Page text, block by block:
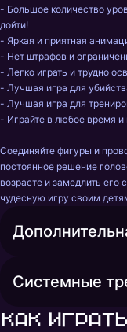
- Большое количество
дойти!
- Яркая и приятная
- Нет штрафов и
- Легко играть и трудно
- Лучшая игра для
- Лучшая игра для
- Играйте в любое время
Соединяйте фигуры и
постоянное решение
возрасте и замедлить его
чудесную игру своим
Системные
Как играть